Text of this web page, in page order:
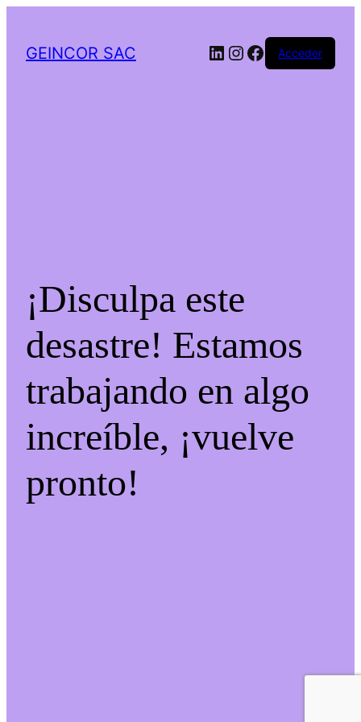
GEINCOR SAC LinkedIn
Instagram
Facebook
Acceder
¡Disculpa este
desastre! Estamos
trabajando en algo
increíble, ¡vuelve
pronto!